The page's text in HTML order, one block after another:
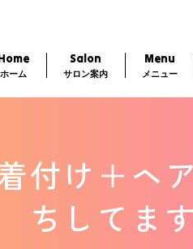
ホーム
Salon
サロン案内
Menu
メニュー
付け＋ヘ
ちしてま